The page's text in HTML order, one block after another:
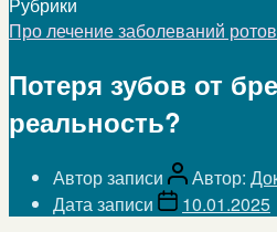
Про лечение заболеваний
Потеря зубов от
реальность?
Автор записи Автор:
Дата записи
10.01.2025